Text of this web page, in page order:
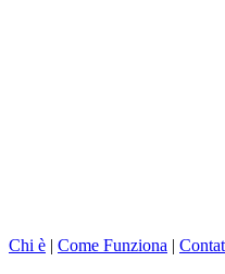
Chi è | Come Funziona |